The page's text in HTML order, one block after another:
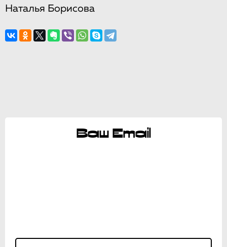
Наталья Борисова
Ваш Email